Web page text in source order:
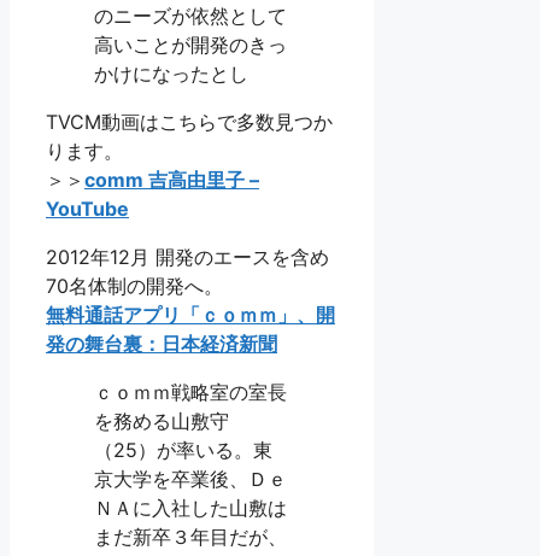
のニーズが依然として
高いことが開発のきっ
かけになったとし
TVCM動画はこちらで多数見つか
ります。
＞＞ comm 吉高由里子 –
YouTube
2012年12月 開発のエースを含め
70名体制の開発へ。
無料通話アプリ「ｃｏｍｍ」、開
発の舞台裏：日本経済新聞
ｃｏｍｍ戦略室の室長
を務める山敷守
（25）が率いる。東
京大学を卒業後、Ｄｅ
ＮＡに入社した山敷は
まだ新卒３年目だが、